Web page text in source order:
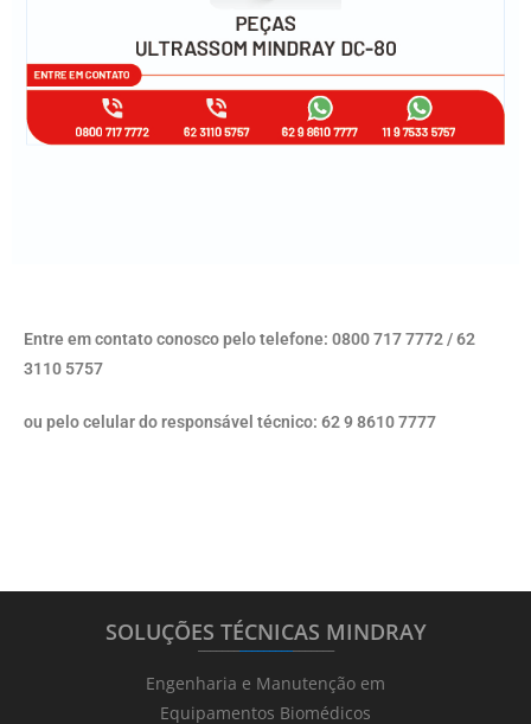
Entre em contato conosco pelo telefone: 0800 717 7772 / 62
3110 5757
ou pelo celular do responsável técnico: 62 9 8610 7777
SOLUÇÕES TÉCNICAS MINDRAY
_______________________
Engenharia e Manutenção em
Equipamentos Biomédicos